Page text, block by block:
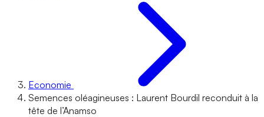
Economie
Semences oléagineuses : Laurent Bourdil reconduit à la
tête de l’Anamso